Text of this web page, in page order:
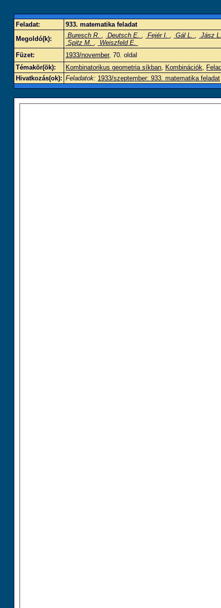
Feladat:
933. matematika feladat
Megoldó(k):
Buresch R. , Deutsch E. , Fejér I. , Gál L. ,
Jász
Spitz M. ,
Weiszfeld E.
Füzet:
1933/november, 70. oldal
Témakör(ök):
Kombinatorikus geometria síkban, Kombinációk,
Hivatkozás(ok): Feladatok: 1933/szeptember: 933. matematika feladat